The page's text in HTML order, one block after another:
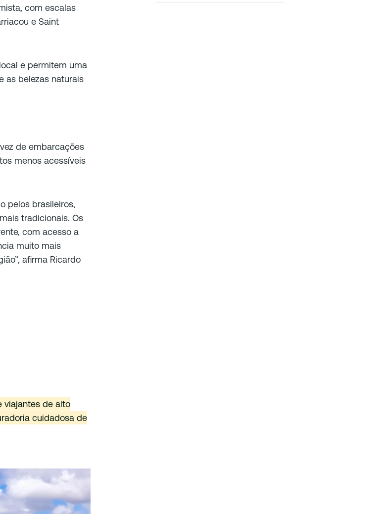
com escalas
e Saint
e permitem uma
as belezas naturais
de embarcações
menos acessíveis
pelos brasileiros,
tradicionais. Os
com acesso a
muito mais
afirma Ricardo
viajantes de alto
cuidadosa de